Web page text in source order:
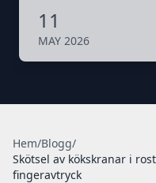
11
MAY 2026
Hem/Blogg/
Skötsel av kökskranar i
fingeravtryck